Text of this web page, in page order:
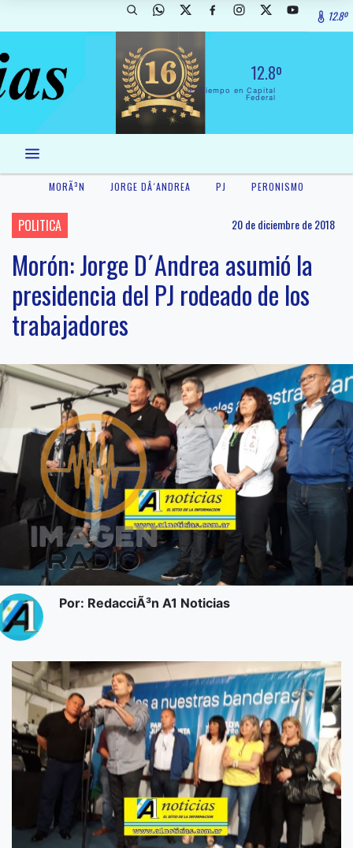
12.8º
12.8º
El Tiempo en Capital
Federal
MORÃ³N JORGE DÂ´ANDREA PJ PERONISMO
POLITICA 20 de diciembre de 2018
Morón: Jorge D´Andrea asumió la
presidencia del PJ rodeado de los
trabajadores
Por: RedacciÃ³n A1 Noticias